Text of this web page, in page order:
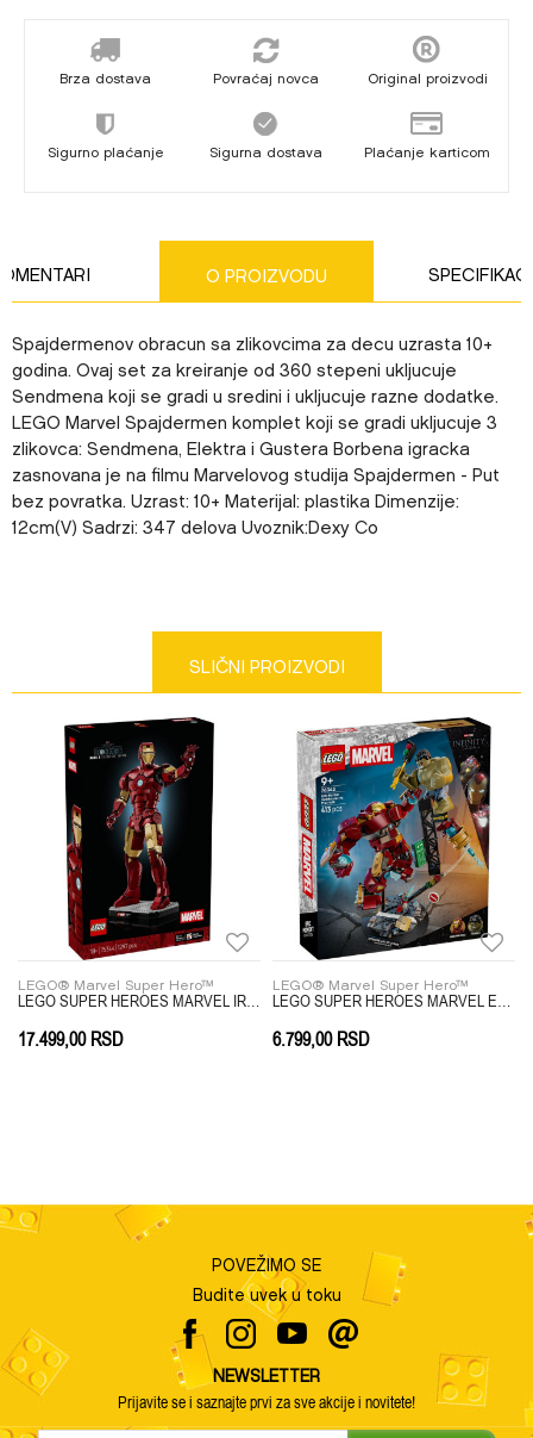
Brza dostava Povraćaj novca Original proizvodi
Sigurno plaćanje Sigurna dostava Plaćanje karticom
O PROIZVODU
Spajdermenov obracun sa zlikovcima za decu uzrasta 10+
godina. Ovaj set za kreiranje od 360 stepeni ukljucuje
Sendmena koji se gradi u sredini i ukljucuje razne dodatke.
LEGO Marvel Spajdermen komplet koji se gradi ukljucuje 3
zlikovca: Sendmena, Elektra i Gustera Borbena igracka
zasnovana je na filmu Marvelovog studija Spajdermen - Put
bez povratka. Uzrast: 10+ Materijal: plastika Dimenzije:
12cm(V) Sadrzi: 347 delova Uvoznik:Dexy Co
Anti-spam zaštita - izračunajte koliko je 9 - 4 :
Pol
DEČACI
Uzrast
8+ GODINA
Brend
SLIČNI PROIZVODI
LEGO® Marvel Super Hero™
17.499,00 RSD
LEGO® Marvel Super Hero™
6.799,00 RSD
POVEŽIMO SE
Budite uvek u toku
NEWSLETTER
Prijavite se i saznajte prvi za sve akcije i novitete!